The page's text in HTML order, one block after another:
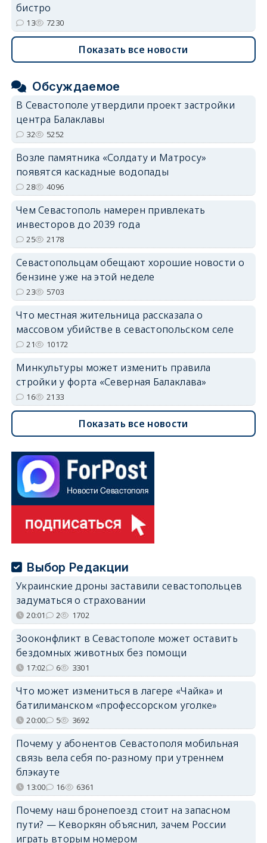
бистро
13 7230
Показать все новости
Обсуждаемое
В Севастополе утвердили проект застройки
центра Балаклавы
32 5252
Возле памятника «Солдату и Матросу»
появятся каскадные водопады
28 4096
Чем Севастополь намерен привлекать
инвесторов до 2039 года
25 2178
Севастопольцам обещают хорошие новости о
бензине уже на этой неделе
23 5703
Что местная жительница рассказала о
массовом убийстве в севастопольском селе
21 10172
Минкультуры может изменить правила
стройки у форта «Северная Балаклава»
16 2133
Показать все новости
Выбор Редакции
Украинские дроны заставили севастопольцев
задуматься о страховании
20:01 2 1702
Зооконфликт в Севастополе может оставить
бездомных животных без помощи
17:02 6 3301
Что может измениться в лагере «Чайка» и
батилиманском «профессорском уголке»
20:00 5 3692
Почему у абонентов Севастополя мобильная
связь вела себя по-разному при утреннем
блэкауте
13:00 16 6361
Почему наш бронепоезд стоит на запасном
пути? — Кеворкян объяснил, зачем России
играть вторым номером